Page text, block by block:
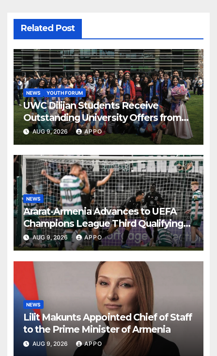
Related Post
NEWS YOUTH FORUM
UWC Dilijan Students Receive
Outstanding University Offers from
the World’s Leading Institutions
AUG 9, 2026 APPO
NEWS
Ararat-Armenia Advances to UEFA
Champions League Third Qualifying
Round
AUG 9, 2026 APPO
NEWS
Lilit Makunts Appointed Chief of Staff
to the Prime Minister of Armenia
AUG 9, 2026 APPO